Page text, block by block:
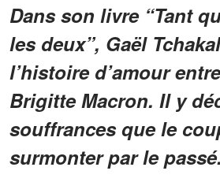
Dans son livre “Tant
les deux”, Gaël
l’histoire d’amour
Brigitte Macron. Il y
souffrances que le
surmonter par le passé.